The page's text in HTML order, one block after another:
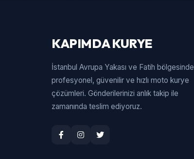
KAPIMDA KURYE
İstanbul Avrupa Yakası ve Fatih bölgesinde
profesyonel, güvenilir ve hızlı moto kurye
çözümleri. Gönderilerinizi anlık takip ile
zamanında teslim ediyoruz.